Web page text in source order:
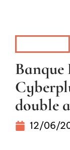
Banque
double
12/06/